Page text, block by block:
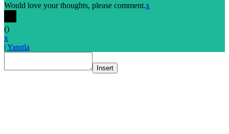
Would love your thoughts, please comment.x
()
x
| Yanıtla
Insert